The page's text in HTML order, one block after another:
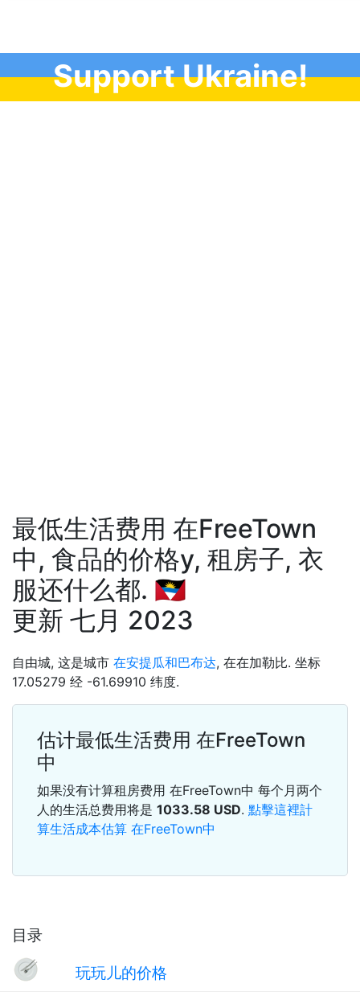
Support Ukraine!
最低生活费用 在FreeTown
中, 食品的价格у, 租房子, 衣
服还什么都. 🇦🇬
更新 七月 2023
目录
玩玩儿的价格
自由城, 这是城市 在安提瓜和巴布达, 在在加勒比. 坐标
17.05279 经 -61.69910 纬度.
估计最低生活费用 在FreeTown
中
如果没有计算租房费用 在FreeTown中 每个月两个
人的生活总费用将是 1033.58 USD. 點擊這裡計
算生活成本估算 在FreeTown中